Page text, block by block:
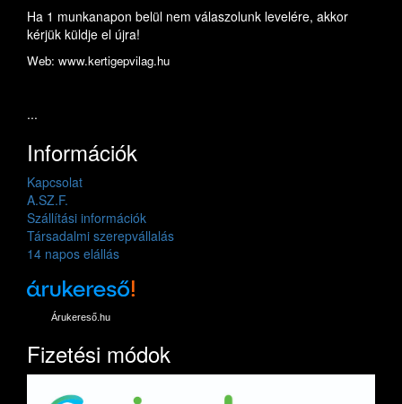
Ha 1 munkanapon belül nem válaszolunk levelére, akkor
kérjük küldje el újra!
Web: www.kertigepvilag.hu
...
Információk
Kapcsolat
A.SZ.F.
Szállítási információk
Társadalmi szerepvállalás
14 napos elállás
Árukereső.hu
Fizetési módok